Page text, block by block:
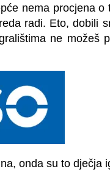
nema procjena o
radi. Eto, dobili
ne možeš
onda su to dječja